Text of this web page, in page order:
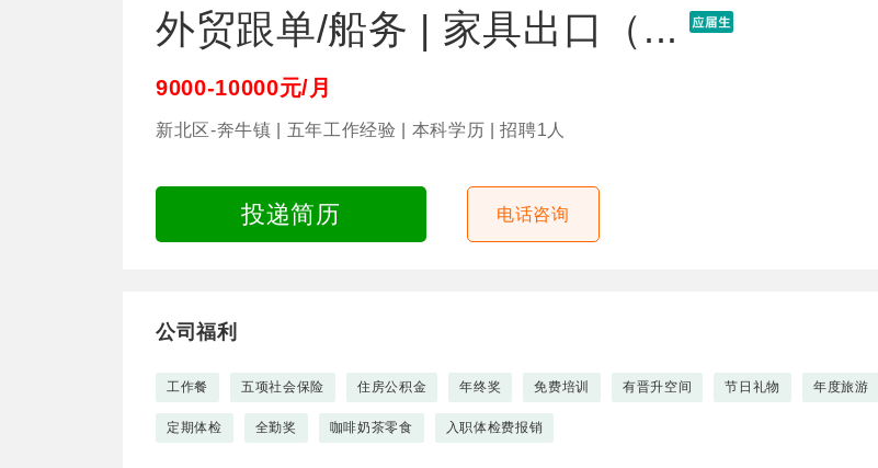
外贸跟单/船务 | 家具出口（...
9000-10000元/月
新北区-奔牛镇 | 五年工作经验 | 本科学历 | 招聘1人
投递简历 电话咨询
公司福利
工作餐 五项社会保险 住房公积金 年终奖 免费培训 有晋升空间 节日礼物 年度旅游
定期体检 全勤奖 咖啡奶茶零食 入职体检费报销